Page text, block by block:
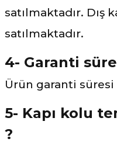
satılmaktadır. Dış
satılmaktadır.
4- Garanti
Ürün garanti süresi
5- Kapı kolu
?